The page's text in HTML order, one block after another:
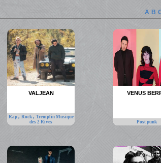
A B
VALJEAN
Rap , Rock , Tremplin Musique
des 2 Rives
VENUS
Post punk